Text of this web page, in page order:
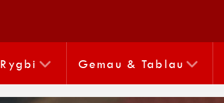
Rygbi Gemau & Tablau